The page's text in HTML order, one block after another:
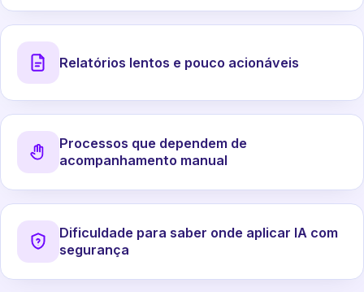
Relatórios lentos e pouco acionáveis
Processos que dependem de
acompanhamento manual
Dificuldade para saber onde aplicar IA com
segurança